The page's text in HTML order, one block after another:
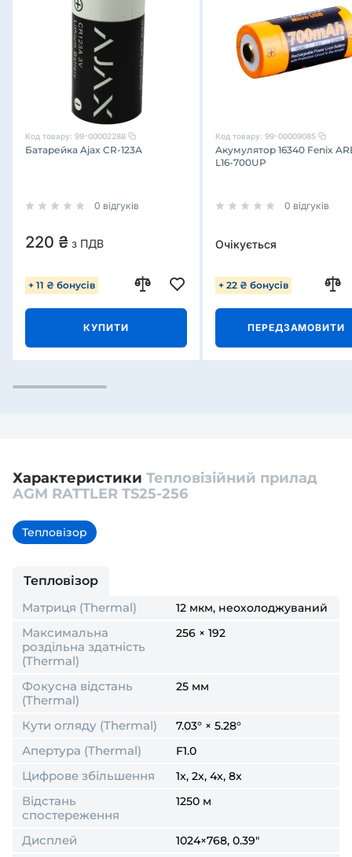
Код товару: 99-00002288
Батарейка Ajax CR-123А
0 відгуків
220 ₴ з ПДВ
+ 11 ₴ бонусів
КУПИТИ
Код товару: 99-00009085
Акумулятор 16340 Fenix
L16-700UP
0 відгуків
Очікується
+ 22 ₴ бонусів
ПЕРЕДЗАМОВИТИ
Характеристики Тепловізійний прилад
AGM RATTLER TS25-256
Тепловізор
Тепловізор
Матриця (Thermal)
12 мкм, неохолоджуваний
Максимальна
роздільна здатність
(Thermal)
256 × 192
Фокусна відстань
(Thermal)
25 мм
Кути огляду (Thermal) 7.03° × 5.28°
Апертура (Thermal) F1.0
Цифрове збільшення 1x, 2x, 4x, 8x
Відстань
спостереження
1250 м
Дисплей 1024×768, 0.39"